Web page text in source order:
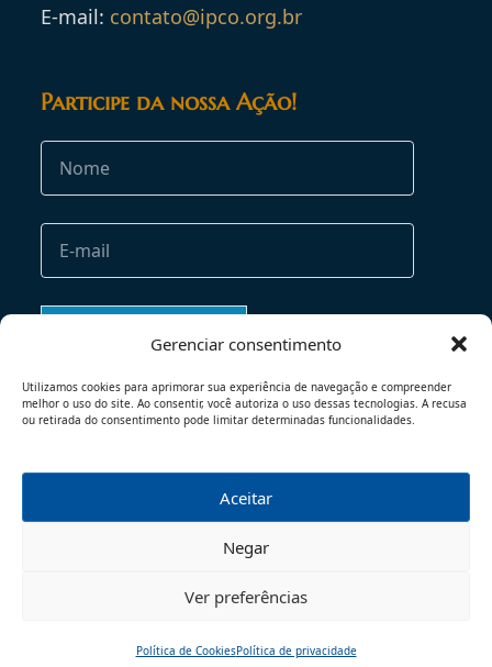
Gerenciar consentimento
Utilizamos cookies para aprimorar sua experiência de navegação e compreender
melhor o uso do site. Ao consentir, você autoriza o uso dessas tecnologias. A recusa
ou retirada do consentimento pode limitar determinadas funcionalidades.
Aceitar
Negar
Ver preferências
Política de CookiesPolítica de privacidade
E-mail: contato@ipco.org.br
Participe da nossa Ação!
POLÍTICA DE PRIVACIDADE
© 2026 - TODOS OS DIREITOS RESERVADOS